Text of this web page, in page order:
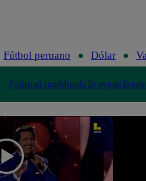
Fútbol peruano Dólar
PolíticaLimaMundoTe ayudo